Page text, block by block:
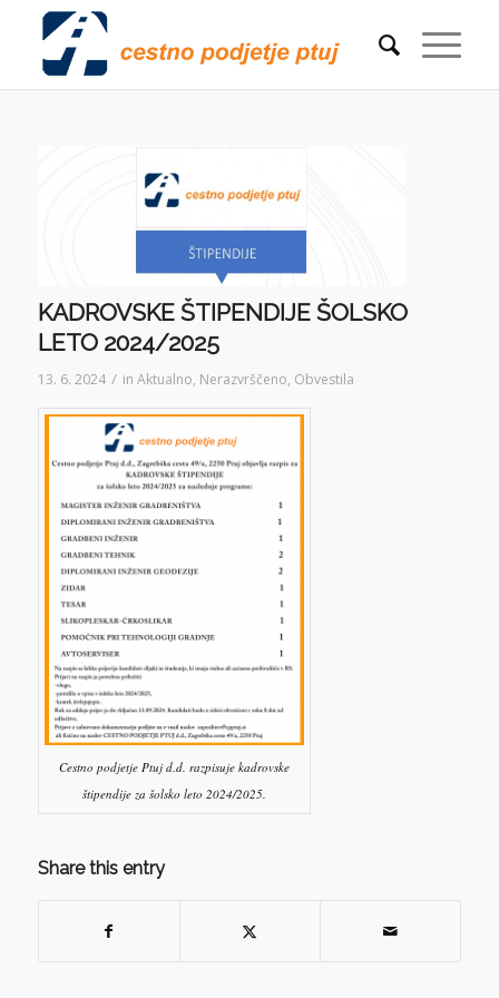
KADROVSKE ŠTIPENDIJE ŠOLSKO
LETO 2024/2025
13. 6. 2024 / in Aktualno, Nerazvrščeno, Obvestila
Cestno podjetje Ptuj d.d. razpisuje kadrovske
štipendije za šolsko leto 2024/2025.
Share this entry